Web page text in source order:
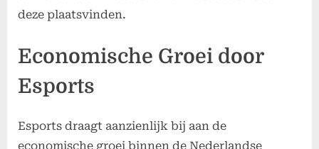
deze plaatsvinden.
Economische Groei door
Esports
Esports draagt aanzienlijk bij aan de
economische groei binnen de Nederlandse